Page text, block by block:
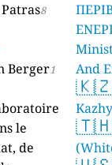
NRW)
8
Berger1
le
de
And